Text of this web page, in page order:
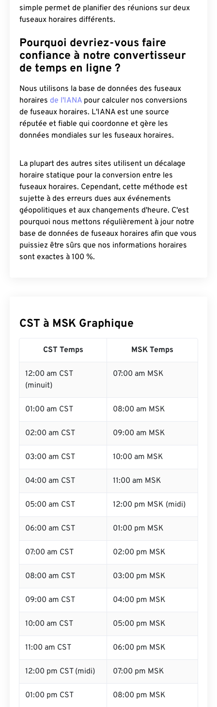
simple permet de planifier des réunions sur deux
fuseaux horaires différents.
Pourquoi devriez-vous faire
confiance à notre convertisseur
de temps en ligne ?
Nous utilisons la base de données des fuseaux
horaires de l'IANA pour calculer nos conversions
de fuseaux horaires. L'IANA est une source
réputée et fiable qui coordonne et gère les
données mondiales sur les fuseaux horaires.
La plupart des autres sites utilisent un décalage
horaire statique pour la conversion entre les
fuseaux horaires. Cependant, cette méthode est
sujette à des erreurs dues aux événements
géopolitiques et aux changements d'heure. C'est
pourquoi nous mettons régulièrement à jour notre
base de données de fuseaux horaires afin que vous
puissiez être sûrs que nos informations horaires
sont exactes à 100 %.
CST à MSK Graphique
CST Temps MSK Temps
12:00 am CST
(minuit)
07:00 am MSK
01:00 am CST 08:00 am MSK
02:00 am CST 09:00 am MSK
03:00 am CST 10:00 am MSK
04:00 am CST 11:00 am MSK
05:00 am CST 12:00 pm MSK (midi)
06:00 am CST 01:00 pm MSK
07:00 am CST 02:00 pm MSK
08:00 am CST 03:00 pm MSK
09:00 am CST 04:00 pm MSK
10:00 am CST 05:00 pm MSK
11:00 am CST 06:00 pm MSK
12:00 pm CST (midi) 07:00 pm MSK
01:00 pm CST 08:00 pm MSK